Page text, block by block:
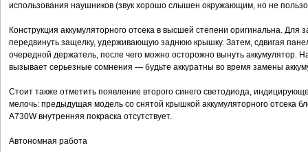
использования наушников (звук хорошо слышен окружающим, но не
Конструкция аккумуляторного отсека в высшей степени оригинальна.
передвинуть защелку, удерживающую заднюю крышку. Затем, сдвигая
очередной держатель, после чего можно осторожно вынуть аккумулятор.
вызывает серьезные сомнения — будьте аккуратны во время замены
Стоит также отметить появление второго синего светодиода,
мелочь: предыдущая модель со снятой крышкой аккумуляторного отсека
A730W внутренняя покраска отсутствует.
Автономная работа